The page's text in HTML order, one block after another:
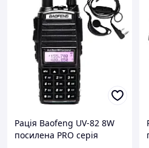
Рація Baofeng UV-82 8W
посилена PRO серія